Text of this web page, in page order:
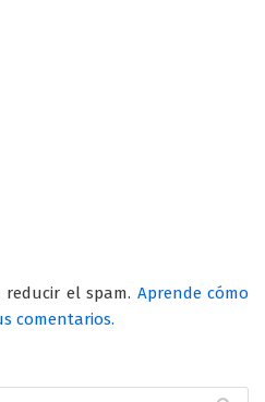
reducir el spam. Aprende cómo
comentarios.